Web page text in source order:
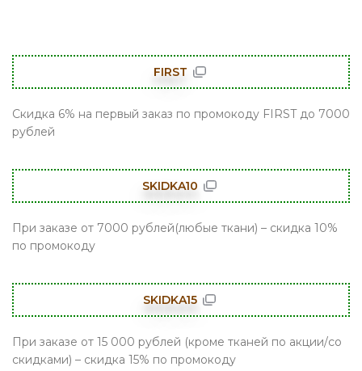
FIRST
Скидка 6% на первый заказ по промокоду FIRST до 7000
рублей
SKIDKA10
При заказе от 7000 рублей(любые ткани) – скидка 10%
по промокоду
SKIDKA15
При заказе от 15 000 рублей (кроме тканей по акции/со
скидками) – скидка 15% по промокоду